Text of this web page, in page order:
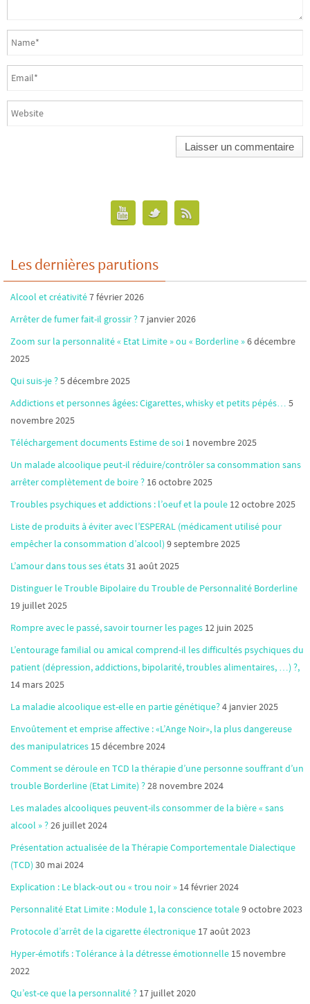
Les dernières parutions
Alcool et créativité7 février 2026
Arrêter de fumer fait-il grossir ?7 janvier 2026
Zoom sur la personnalité « Etat Limite » ou « Borderline »6 décembre
2025
Qui suis-je ?5 décembre 2025
Addictions et personnes âgées: Cigarettes, whisky et petits pépés… 5
novembre 2025
Téléchargement documents Estime de soi 1 novembre 2025
Un malade alcoolique peut-il réduire/contrôler sa consommation sans
arrêter complètement de boire ? 16 octobre 2025
Troubles psychiques et addictions : l’oeuf et la poule 12 octobre 2025
Liste de produits à éviter avec l’ESPERAL (médicament utilisé pour
empêcher la consommation d’alcool) 9 septembre 2025
L’amour dans tous ses états31 août 2025
Distinguer le Trouble Bipolaire du Trouble de Personnalité Borderline
19 juillet 2025
Rompre avec le passé, savoir tourner les pages 12 juin 2025
L’entourage familial ou amical comprend-il les difficultés psychiques du
patient (dépression, addictions, bipolarité, troubles alimentaires, …) ?,
14 mars 2025
La maladie alcoolique est-elle en partie génétique?4 janvier 2025
Envoûtement et emprise affective : «L’Ange Noir», la plus dangereuse
des manipulatrices 15 décembre 2024
Comment se déroule en TCD la thérapie d’une personne souffrant d’un
trouble Borderline (Etat Limite) ?28 novembre 2024
Les malades alcooliques peuvent-ils consommer de la bière « sans
alcool » ?26 juillet 2024
Présentation actualisée de la Thérapie Comportementale Dialectique
(TCD) 30 mai 2024
Explication : Le black-out ou « trou noir » 14 février 2024
Personnalité Etat Limite : Module 1, la conscience totale9 octobre 2023
Protocole d’arrêt de la cigarette électronique 17 août 2023
Hyper-émotifs : Tolérance à la détresse émotionnelle 15 novembre
2022
Qu’est-ce que la personnalité ? 17 juillet 2020